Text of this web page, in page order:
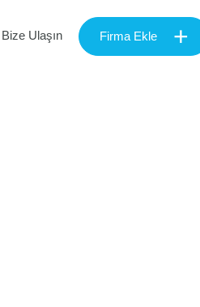
Bize Ulaşın Firma Ekle +